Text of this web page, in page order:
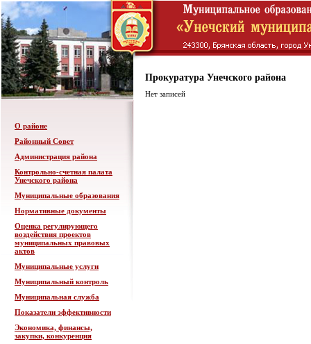
О районе
Районный Совет
Администрация района
Контрольно-счетная палата
Унечского района
Муниципальные образования
Нормативные документы
Оценка регулирующего
воздействия проектов
муниципальных правовых
актов
Муниципальные услуги
Муниципальный контроль
Муниципальная служба
Показатели эффективности
Экономика, финансы,
закупки, конкуренция
Прокуратура Унечского района
Нет записей